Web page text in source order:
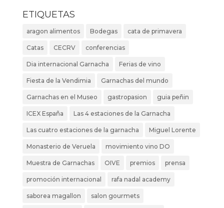
ETIQUETAS
aragon alimentos Bodegas cata de primavera
Catas CECRV conferencias
Dia internacional Garnacha Ferias de vino
Fiesta de la Vendimia Garnachas del mundo
Garnachas en el Museo gastropasion guia peñin
ICEX España Las 4 estaciones de la Garnacha
Las cuatro estaciones de la garnacha Miguel Lorente
Monasterio de Veruela movimiento vino DO
Muestra de Garnachas OIVE premios prensa
promoción internacional rafa nadal academy
saborea magallon salon gourmets